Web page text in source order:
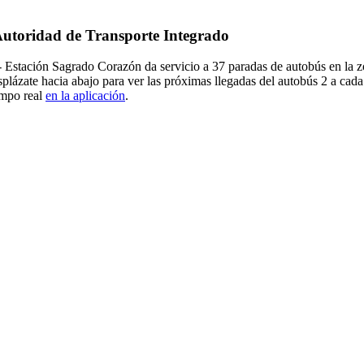
de Transporte Integrado
Sagrado Corazón da servicio a 37 paradas de autobús en la
hacia abajo para ver las próximas llegadas del autobús 2 a
real en la aplicación.